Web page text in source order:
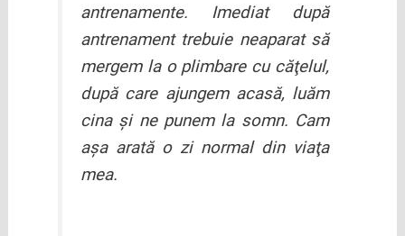
antrenamente. Imediat după
antrenament trebuie neaparat să
mergem la o plimbare cu căţelul,
după care ajungem acasă, luăm
cina şi ne punem la somn. Cam
aşa arată o zi normal din viaţa
mea.